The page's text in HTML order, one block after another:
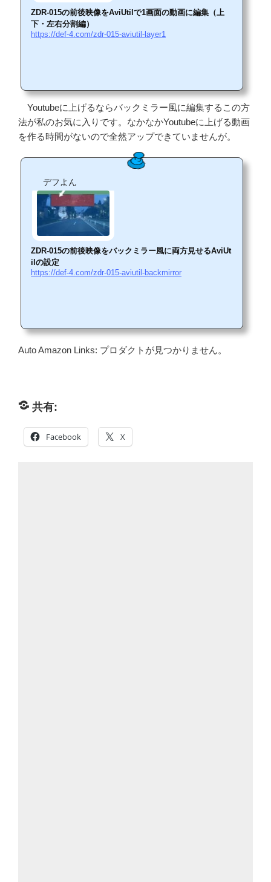
ZDR-015の前後映像をAviUtilで1画面の動画に編集（上
下・左右分割編）
https://def-4.com/zdr-015-aviutil-layer1
Youtubeに上げるならバックミラー風に編集するこの方
法が私のお気に入りです。なかなかYoutubeに上げる動画
を作る時間がないので全然アップできていませんが。
デフよん
ZDR-015の前後映像をバックミラー風に両方見せるAviUt
ilの設定
https://def-4.com/zdr-015-aviutil-backmirror
Auto Amazon Links: プロダクトが見つかりません。
共有:
Facebook X